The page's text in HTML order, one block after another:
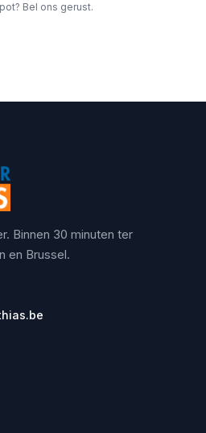
Bel ons gerust.
Binnen 30 minuten ter
en Brussel.